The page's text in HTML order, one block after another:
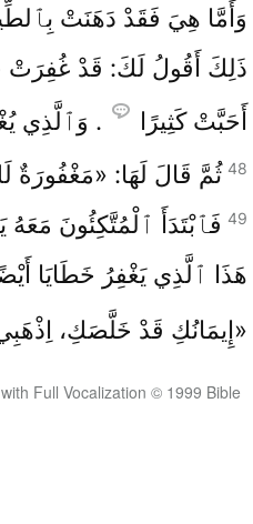
وَأَمَّا هِيَ فَقَدْ دَهَنَتْ
ذَلِكَ أَقُولُ لَكَ: قَدْ غُفِرَتْ
أَحَبَّتْ كَثِيرًا
. وَٱلَّذِي
48 ثُمَّ قَالَ لَهَا: «مَغْفُورَةٌ
49 فَٱبْتَدَأَ ٱلْمُتَّكِئُونَ
هَذَا ٱلَّذِي يَغْفِرُ خَطَايَا
«إِيمَانُكِ قَدْ خَلَّصَكِ،
Full Vocalization © 1999 Bible